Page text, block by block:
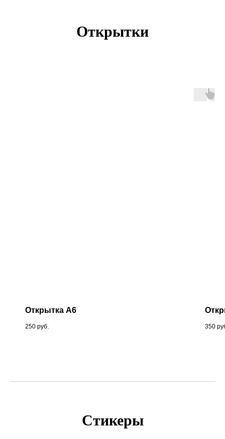
Открытки
Открытка А6
250 руб. 350
Стикеры